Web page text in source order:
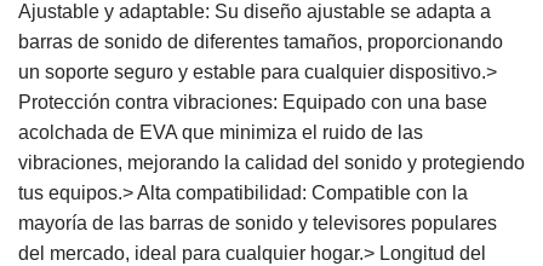
Ajustable y adaptable: Su diseño ajustable se adapta a
barras de sonido de diferentes tamaños, proporcionando
un soporte seguro y estable para cualquier dispositivo.>
Protección contra vibraciones: Equipado con una base
acolchada de EVA que minimiza el ruido de las
vibraciones, mejorando la calidad del sonido y protegiendo
tus equipos.> Alta compatibilidad: Compatible con la
mayoría de las barras de sonido y televisores populares
del mercado, ideal para cualquier hogar.> Longitud del